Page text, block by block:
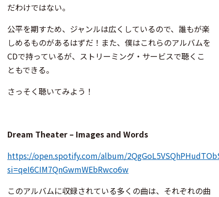
だわけではない。
公平を期すため、ジャンルは広くしているので、誰もが楽
しめるものがあるはずだ！また、僕はこれらのアルバムを
CDで持っているが、ストリーミング・サービスで聴くこ
ともできる。
さっそく聴いてみよう！
Dream Theater – Images and Words
https://open.spotify.com/album/
si=qeI6CIM7QnGwmWEbRwco6w
このアルバムに収録されている多くの曲は、それぞれの曲